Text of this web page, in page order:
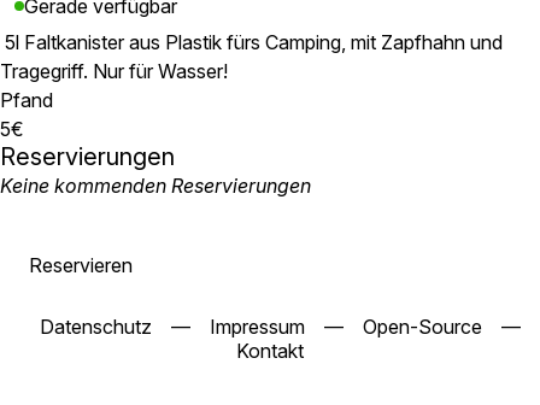
Gerade verfügbar
5l Faltkanister aus Plastik fürs Camping, mit Zapfhahn und
Tragegriff. Nur für Wasser!
Pfand
5€
Reservierungen
Keine kommenden Reservierungen
Reservieren
Datenschutz — Impressum — Open-Source
—
Kontakt